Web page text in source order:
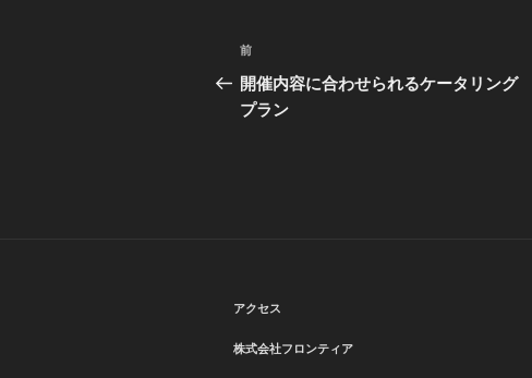
投
稿
ナ
ョ
ン
前
の
投
前
開催内容に合わせられるケータリング
プラン
アクセス
株式会社フロンティア